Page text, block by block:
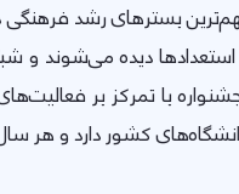
بسترهای رشد
دیده می‌شوند و
با تمرکز بر
کشور دارد و هر